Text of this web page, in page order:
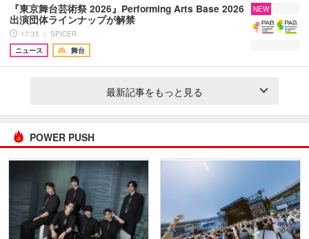
『東京舞台芸術祭 2026』Performing Arts Base 2026
出演団体ラインナップが解禁
17:35 ｜ SPICER
ニュース
舞台
NEW
最新記事をもっと見る
POWER PUSH